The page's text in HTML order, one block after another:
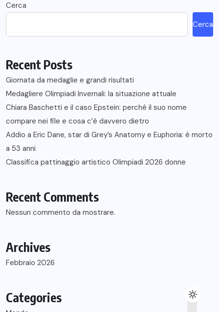
Cerca
Cerca
Recent Posts
Giornata da medaglie e grandi risultati
Medagliere Olimpiadi Invernali: la situazione attuale
Chiara Baschetti e il caso Epstein: perché il suo nome
compare nei file e cosa c’è davvero dietro
Addio a Eric Dane, star di Grey’s Anatomy e Euphoria: è morto
a 53 anni
Classifica pattinaggio artistico Olimpiadi 2026 donne
Recent Comments
Nessun commento da mostrare.
Archives
Febbraio 2026
Categories